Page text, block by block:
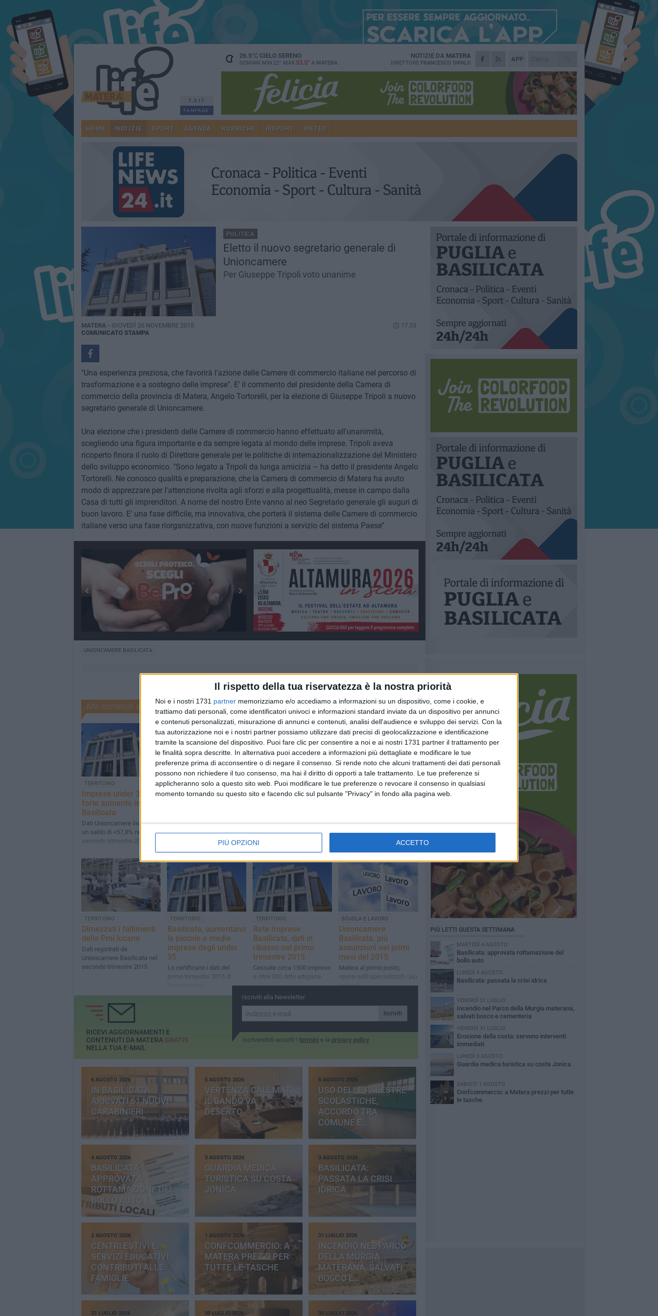
Il rispetto della tua riservatezza è la nostra priorità
Noi e i nostri 1731 partner memorizziamo e/o accediamo a informazioni su un dispositivo, come i cookie, e
trattiamo dati personali, come identificatori univoci e informazioni standard inviate da un dispositivo per annunci
e contenuti personalizzati, misurazione di annunci e contenuti, analisi dell'audience e sviluppo dei servizi. Con la
tua autorizzazione noi e i nostri partner possiamo utilizzare dati precisi di geolocalizzazione e identificazione
tramite la scansione del dispositivo. Puoi fare clic per consentire a noi e ai nostri 1731 partner il trattamento per
le finalità sopra descritte. In alternativa puoi accedere a informazioni più dettagliate e modificare le tue
preferenze prima di acconsentire o di negare il consenso. Si rende noto che alcuni trattamenti dei dati personali
possono non richiedere il tuo consenso, ma hai il diritto di opporti a tale trattamento. Le tue preferenze si
applicheranno solo a questo sito web. Puoi modificare le tue preferenze o revocare il consenso in qualsiasi
momento tornando su questo sito e facendo clic sul pulsante "Privacy" in fondo alla pagina web.
PIÙ OPZIONI ACCETTO
7.517
FANPAGE
26.5°CCIELO SERENO
DOMANI MIN 22° MAX 33.5° A MATERA
APP
NOTIZIE DA MATERA
DIRETTORE FRANCESCO DIPALO
HOME NOTIZIE SPORT AGENDA RUBRICHE IREPORT METEO
POLITICA
Eletto il nuovo segretario generale di
Unioncamere
Per Giuseppe Tripoli voto unanime
MATERA - GIOVEDÌ 26 NOVEMBRE 2015
17.33
COMUNICATO STAMPA
"Una esperienza preziosa, che favorirà l'azione delle Camere di commercio italiane nel percorso di
trasformazione e a sostegno delle imprese". E' il commento del presidente della Camera di
commercio della provincia di Matera, Angelo Tortorelli, per la elezione di Giuseppe Tripoli a nuovo
segretario generale di Unioncamere.
Una elezione che i presidenti delle Camere di commercio hanno effettuato all'unanimità,
scegliendo una figura importante e da sempre legata al mondo delle imprese. Tripoli aveva
ricoperto finora il ruolo di Direttore generale per le politiche di internazionalizzazione del Ministero
dello sviluppo economico. "Sono legato a Tripoli da lunga amicizia – ha detto il presidente Angelo
Tortorelli. Ne conosco qualità e preparazione, che la Camera di commercio di Matera ha avuto
modo di apprezzare per l'attenzione rivolta agli sforzi e alla progettualità, messe in campo dalla
Casa di tutti gli imprenditori. A nome del nostro Ente vanno al neo Segretario generale gli auguri di
buon lavoro. E' una fase difficile, ma innovativa, che porterà il sistema delle Camere di commercio
italiane verso una fase riorganizzativa, con nuove funzioni a servizio del sistema Paese''
UNIONCAMERE BASILICATA
Altri contenuti a tema
TERRITORIO
Imprese under 35 in
forte aumento in
Basilicata
Dati Unioncamere indicano
un saldo di +57,8% nel
secondo trimestre 2016
TERRITORIO
Basilicata, il 26% delle
Lo comunica un rapporto
condotto dall’Osservatorio
TERRITORIO
Basilicata, in crescita
Servizi alla persona,
vacanze e tempo libero i
settori più in voga
TERRITORIO
In Basilicata aumenta
Unioncamere: una impresa
su tre è guidata da under 35
TERRITORIO
Dimezzati i fallimenti
delle Pmi lucane
Dati registrati da
Unioncamere Basilicata nel
secondo trimestre 2015
TERRITORIO
Basilicata, aumentano
le piccole e medie
imprese degli under
35
Lo certificano i dati del
primo trimestre 2015 di
TERRITORIO
Rete Imprese
Basilicata, dati in
ribasso nel primo
trimestre 2015
Cessate circa 1500 imprese
e oltre 300 ditte artigiane
SCUOLA E LAVORO
Unioncamere
Basilicata, più
assunzioni nei primi
mesi del 2015
Matera al primo posto,
operai edili specializzati i più
richiesti
Iscriviti alla Newsletter
Iscriviti
Iscrivendoti accetti i termini e la privacy policy
RICEVI AGGIORNAMENTI E
CONTENUTI DA MATERA GRATIS
NELLA TUA E-MAIL
6 AGOSTO 2026
IN BASILICATA
ARRIVATI 61 NUOVI
CARABINIERI
5 AGOSTO 2026
VERTENZA CALLMAT,
IL BANDO VA
DESERTO
5 AGOSTO 2026
USO DELLE PALESTRE
SCOLASTICHE,
ACCORDO TRA
COMUNE E
PROVINCIA
4 AGOSTO 2026
BASILICATA:
APPROVATA
ROTTAMAZIONE DEL
BOLLO AUTO
3 AGOSTO 2026
GUARDIA MEDICA
TURISTICA SU COSTA
JONICA
3 AGOSTO 2026
BASILICATA:
PASSATA LA CRISI
IDRICA
2 AGOSTO 2026
CENTRI ESTIVI E
SERVIZI EDUCATIVI:
CONTRIBUTI ALLE
FAMIGLIE
1 AGOSTO 2026
CONFCOMMERCIO: A
MATERA PREZZI PER
TUTTE LE TASCHE
31 LUGLIO 2026
INCENDIO NEL PARCO
DELLA MURGIA
MATERANA, SALVATI
BOSCO E
CEMENTERIA
31 LUGLIO 2026 30 LUGLIO 2026 30 LUGLIO 2026
PIÙ LETTI QUESTA SETTIMANA
MARTEDÌ 4 AGOSTO
Basilicata: approvata rottamazione del
bollo auto
LUNEDÌ 3 AGOSTO
Basilicata: passata la crisi idrica
VENERDÌ 31 LUGLIO
Incendio nel Parco della Murgia materana,
salvati bosco e cementeria
VENERDÌ 31 LUGLIO
Erosione della costa: servono interventi
immediati
LUNEDÌ 3 AGOSTO
Guardia medica turistica su costa Jonica
SABATO 1 AGOSTO
Confcommercio: a Matera prezzi per tutte
le tasche